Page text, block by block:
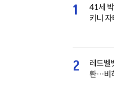
1
41세
키니
2
레드벨
환…비